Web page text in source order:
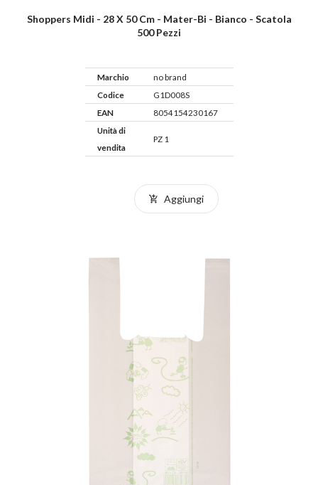
Shoppers Midi - 28 X 50 Cm - Mater-Bi - Bianco - Scatola
500 Pezzi
Marchio
no brand
Codice
G1D008S
EAN
8054154230167
Unità di
vendita
PZ 1
Aggiungi